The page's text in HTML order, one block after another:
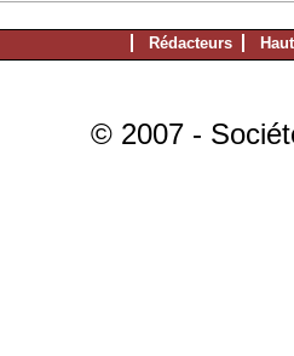
Rédacteurs
© 2007 -